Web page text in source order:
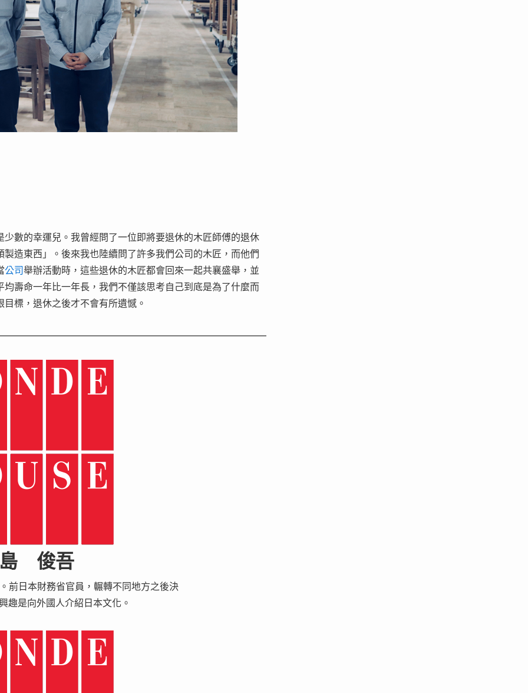
數的幸運兒。我曾經問了一位即將要退休的木匠師傅的退休
造東西」。後來我也陸續問了許多我們公司的木匠，而他們
公司舉辦活動時，這些退休的木匠都會回來一起共襄盛舉，並
壽命一年比一年長，我們不僅該思考自己到底是為了什麼而
標，退休之後才不會有所遺憾。
俊吾
前日本財務省官員，輾轉不同地方之後決
趣是向外國人介紹日本文化。